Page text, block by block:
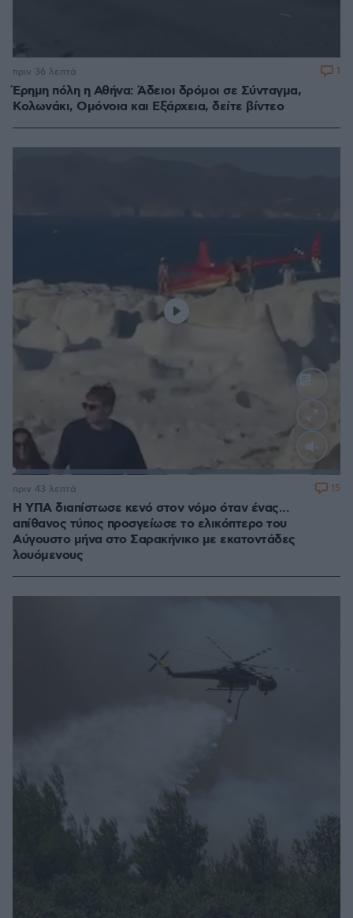
Έρημη πόλη η Αθήνα: Άδειοι δρόμοι σε Σύνταγμα,
Κολωνάκι, Ομόνοια και Εξάρχεια, δείτε βίντεο
πριν 36 λεπτά 1
:
Η ΥΠΑ διαπίστωσε κενό στον νόμο όταν ένας...
απίθανος τύπος προσγείωσε το ελικόπτερο του
Αύγουστο μήνα στο Σαρακήνικο με εκατοντάδες
λουόμενους
πριν 43 λεπτά 15